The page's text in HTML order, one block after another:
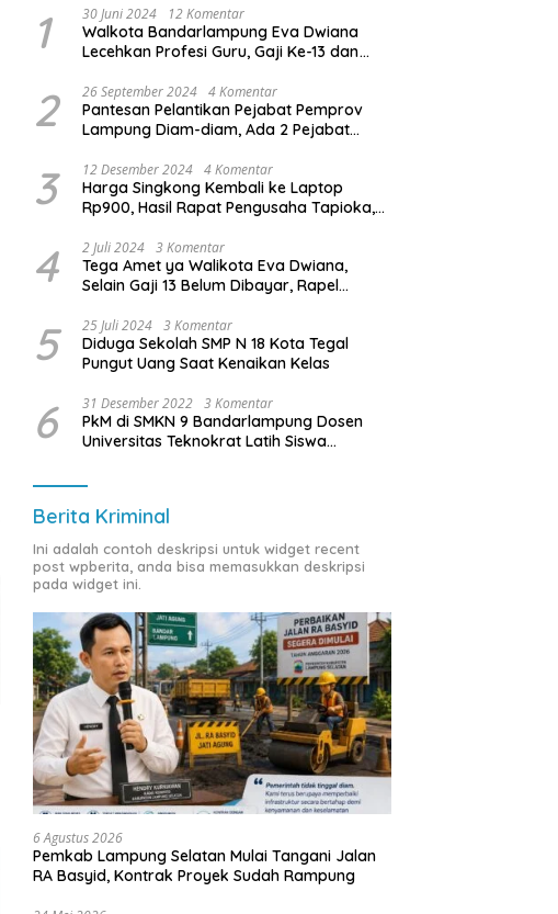
1 30 Juni 2024 12 Komentar
Walkota Bandarlampung Eva Dwiana
Lecehkan Profesi Guru, Gaji Ke-13 dan
2 26 September 2024 4 Komentar
Pantesan Pelantikan Pejabat Pemprov
Lampung Diam-diam, Ada 2 Pejabat
3 12 Desember 2024 4 Komentar
Harga Singkong Kembali ke Laptop
Rp900, Hasil Rapat Pengusaha Tapioka,
Lampung
4 2 Juli 2024 3 Komentar
Tega Amet ya Walikota Eva Dwiana,
Selain Gaji 13 Belum Dibayar, Rapel
Dibayar
5 25 Juli 2024 3 Komentar
Diduga Sekolah SMP N 18 Kota Tegal
Pungut Uang Saat Kenaikan Kelas
6 31 Desember 2022 3 Komentar
PkM di SMKN 9 Bandarlampung Dosen
Universitas Teknokrat Latih Siswa
Berita Kriminal
Ini adalah contoh deskripsi untuk widget recent
post wpberita, anda bisa memasukkan deskripsi
pada widget ini.
6 Agustus 2026
Pemkab Lampung Selatan Mulai Tangani Jalan
RA Basyid, Kontrak Proyek Sudah Rampung